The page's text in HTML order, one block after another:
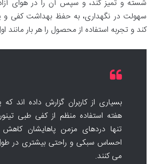
شسته و تمیز کند، و سپس آن را در هوای
سهولت در نگهداری، به حفظ بهداشت کفی و
کند و تجربه استفاده از محصول را هر بار مانند
بسیاری از کاربران گزارش داده اند
تنها دردهای مزمن پاهایشان کاهش
احساس سبکی و راحتی بیشتری در
می کنند.